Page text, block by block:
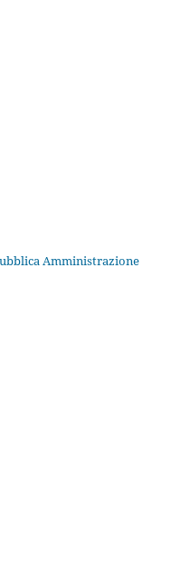
Amministrazione